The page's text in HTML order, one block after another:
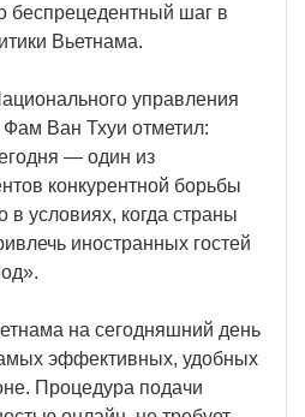
беспрецедентный шаг в
Вьетнама.
управления
Ван Тхуи отметил:
— один из
конкурентной борьбы
в условиях, когда страны
иностранных гостей
на сегодняшний день
эффективных, удобных
Процедура подачи